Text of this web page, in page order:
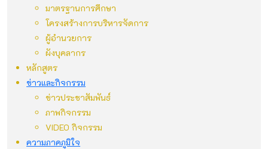
มาตรฐานการศึกษา
โครงสร้างการบริหารจัดการ
ผู้อำนวยการ
ผังบุคลากร
หลักสูตร
ข่าวและกิจกรรม
ข่าวประชาสัมพันธ์
ภาพกิจกรรม
VIDEO กิจกรรม
ความภาคภูมิใจ